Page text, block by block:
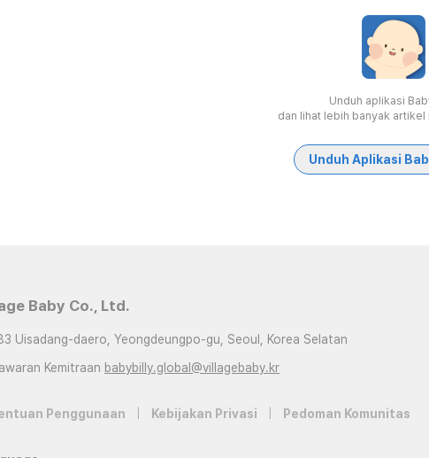
Unduh aplikasi
dan lihat lebih banyak artikel
Unduh Aplikasi
Baby Co., Ltd.
Uisadang-daero, Yeongdeungpo-gu, Seoul, Korea Selatan
Kemitraan babybilly.global@villagebaby.kr
Penggunaan Kebijakan Privasi Pedoman Komunitas